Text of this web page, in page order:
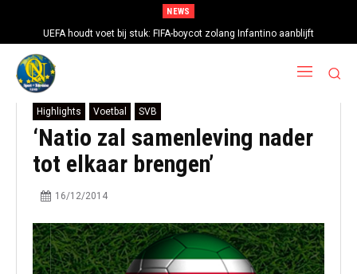
NEWS
UEFA houdt voet bij stuk: FIFA-boycot zolang Infantino aanblijft
Highlights Voetbal SVB
‘Natio zal samenleving nader
tot elkaar brengen’
16/12/2014